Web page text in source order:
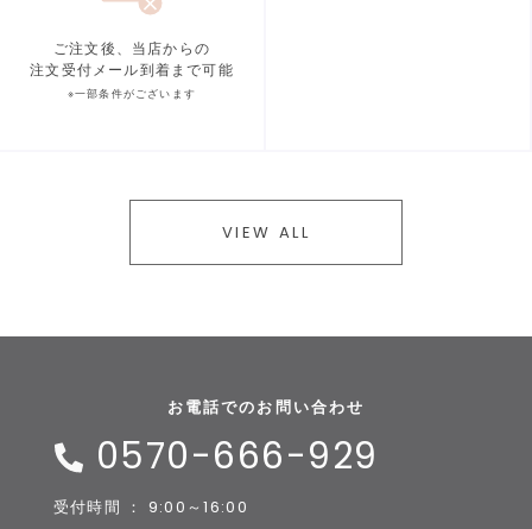
ご注文後、当店からの
注文受付メール到着まで可能
※一部条件がございます
VIEW ALL
お電話でのお問い合わせ
0570-666-929
受付時間 ： 9:00～16:00